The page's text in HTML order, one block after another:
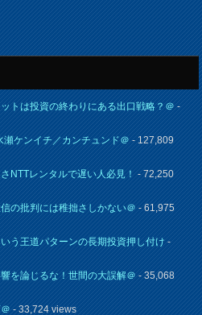
トは投資の終わりにある出口戦略？＠-
ケンイチ／カンチュンド＠- 127,809
NTTレンタルで遅い人必見！- 72,250
の批判には稚拙さしかない＠- 61,975
う王道パターンの長期投資押し付け-
を論じるな！世間の大誤解＠- 35,068
- 33,724 views